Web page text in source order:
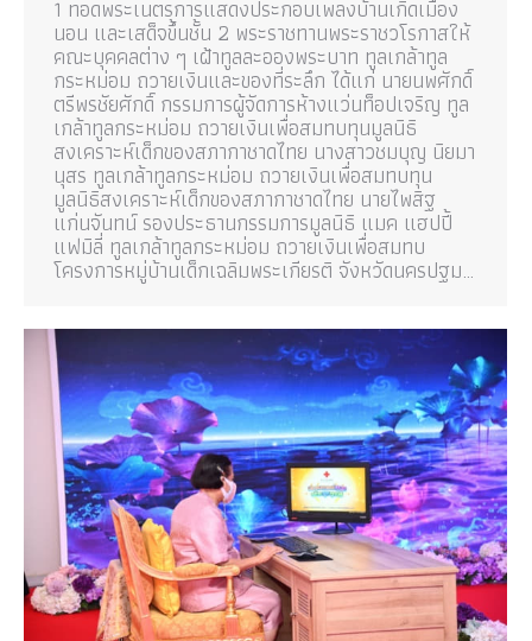
1 ทอดพระเนตรการแสดงประกอบเพลงบ้านเกิดเมือง
นอน และเสด็จขึ้นชั้น 2 พระราชทานพระราชวโรกาสให้
คณะบุคคลต่าง ๆ เฝ้าทูลละอองพระบาท ทูลเกล้าทูล
กระหม่อม ถวายเงินและของที่ระลึก ได้แก่ นายนพศักดิ์
ตรีพรชัยศักดิ์ กรรมการผู้จัดการห้างแว่นท็อปเจริญ ทูล
เกล้าทูลกระหม่อม ถวายเงินเพื่อสมทบทุนมูลนิธิ
สงเคราะห์เด็กของสภากาชาดไทย นางสาวชมบุญ นิยมา
นุสร ทูลเกล้าทูลกระหม่อม ถวายเงินเพื่อสมทบทุน
มูลนิธิสงเคราะห์เด็กของสภากาชาดไทย นายไพสิฐ
แก่นจันทน์ รองประธานกรรมการมูลนิธิ แมค แฮปปี้
แฟมิลี่ ทูลเกล้าทูลกระหม่อม ถวายเงินเพื่อสมทบ
โครงการหมู่บ้านเด็กเฉลิมพระเกียรติ จังหวัดนครปฐม…